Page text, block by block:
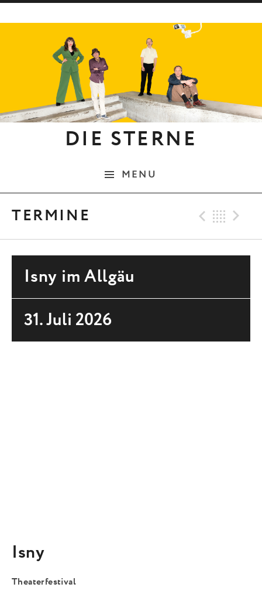
DIE STERNE
MENU
TERMINE
Isny im Allgäu
31. Juli 2026
Isny
Theaterfestival